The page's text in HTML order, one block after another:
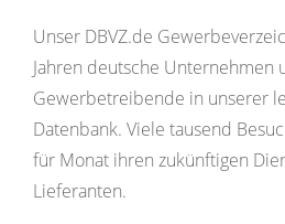
Unser DBVZ.de
Jahren deutsche Unternehmen
Gewerbetreibende in unserer
Datenbank. Viele tausend
für Monat ihren zukünftigen
Lieferanten.